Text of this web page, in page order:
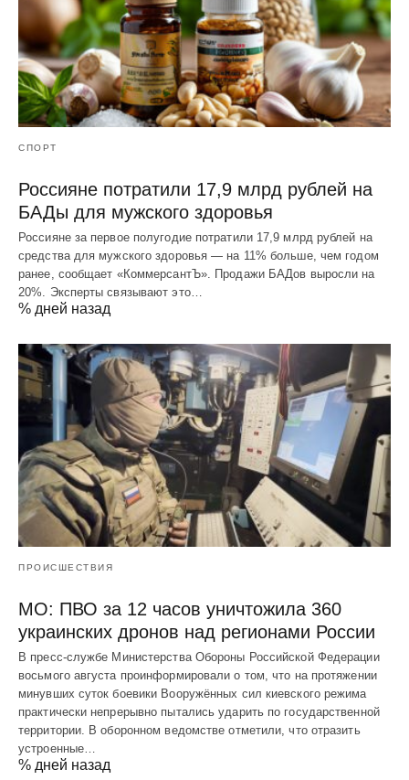
СПОРТ
Россияне потратили 17,9 млрд рублей на
БАДы для мужского здоровья
Россияне за первое полугодие потратили 17,9 млрд рублей на
средства для мужского здоровья — на 11% больше, чем годом
ранее, сообщает «КоммерсантЪ». Продажи БАДов выросли на
20%. Эксперты связывают это…
% дней назад
ПРОИСШЕСТВИЯ
МО: ПВО за 12 часов уничтожила 360
украинских дронов над регионами России
В пресс-службе Министерства Обороны Российской Федерации
восьмого августа проинформировали о том, что на протяжении
минувших суток боевики Вооружённых сил киевского режима
практически непрерывно пытались ударить по государственной
территории. В оборонном ведомстве отметили, что отразить
устроенные…
% дней назад